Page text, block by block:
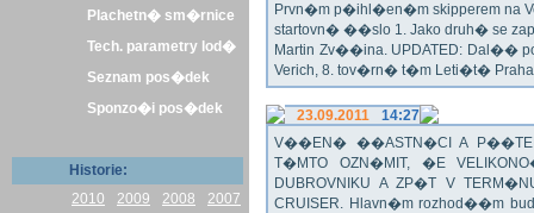
Plachetn� sm�rnice
Tech. parametry lod�
Seznam pos�dek
Sponzo�i pos�dek
Historie:
2010
2009 2008
2007
Prvn�m p�ihl�en�m skipperem na
startovn� ��slo 1. Jako druh� se
Martin Zv��ina. UPDATED: Dal��
Verich, 8. tov�rn� t�m Leti�t� Praha
23.09.2011
14:27
V��EN� ��ASTN�CI A
T�MTO OZN�MIT, �E
DUBROVNIKU A ZP�T V
CRUISER. Hlavn�m rozhod��m